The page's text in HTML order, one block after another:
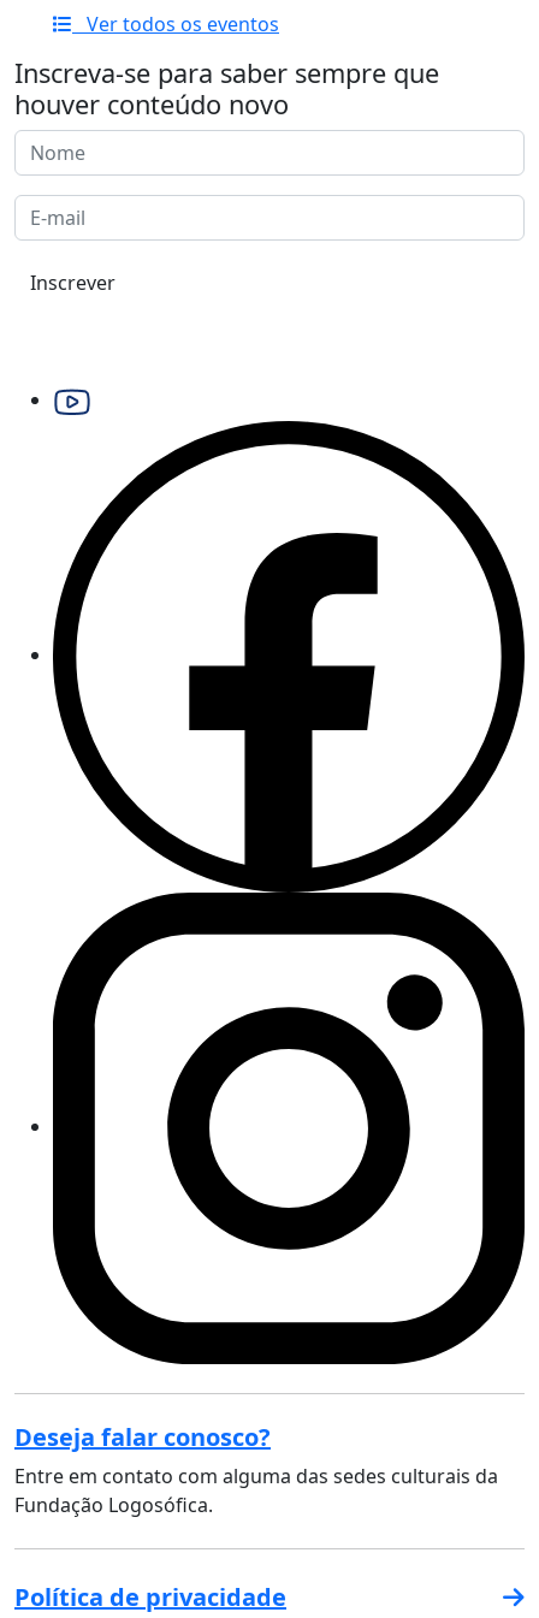
Ver todos os eventos
Inscreva-se para saber sempre que
houver conteúdo novo
Inscrever
Deseja falar conosco?
Entre em contato com alguma das sedes culturais da
Fundação Logosófica.
Política de privacidade